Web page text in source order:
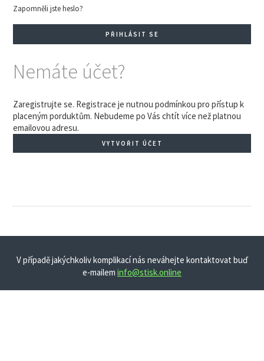
Zapomněli jste heslo?
Nemáte účet?
Zaregistrujte se. Registrace je nutnou podmínkou pro přístup k
placeným porduktům. Nebudeme po Vás chtít více než platnou
emailovou adresu.
VYTVOŘIT ÚČET
V případě jakýchkoliv komplikací nás neváhejte kontaktovat buď
e-mailem info@stisk.online